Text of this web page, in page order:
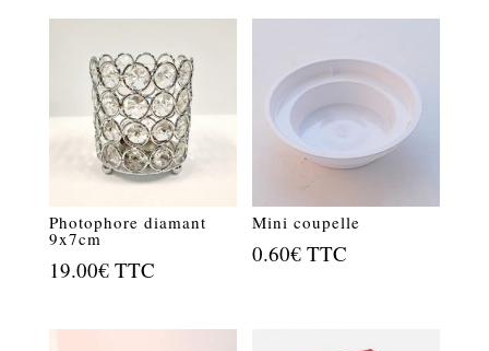
initial
4.50€.
actuel
2.50€.
Photophore diamant
9x7cm
19.00€ TTC
Mini coupelle
0.60€ TTC